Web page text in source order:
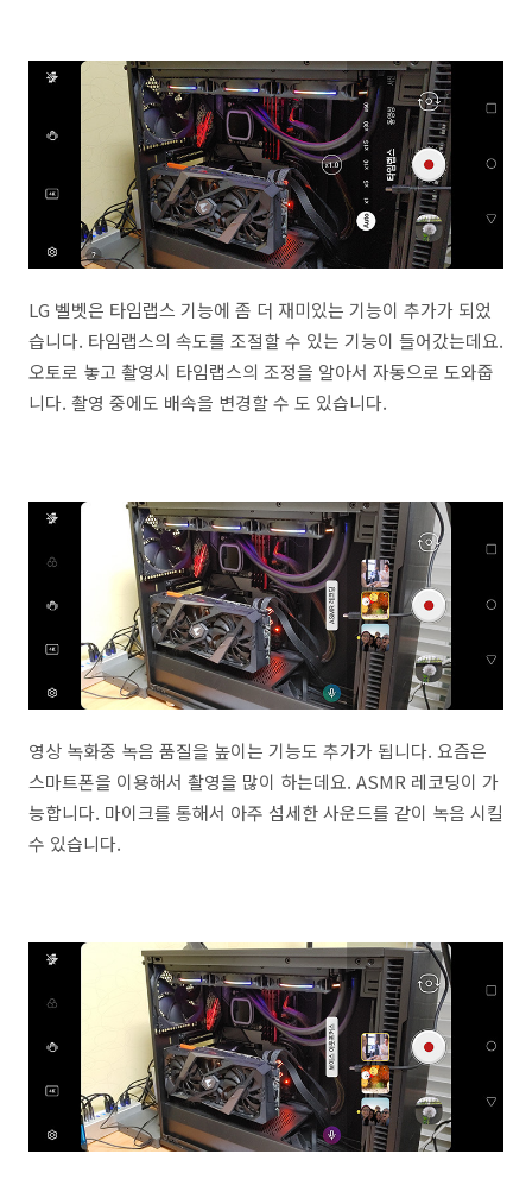
LG 벨벳은 타임랩스 기능에 좀 더 재미있는 기능이 추가가 되었
습니다. 타임랩스의 속도를 조절할 수 있는 기능이 들어갔는데요.
오토로 놓고 촬영시 타임랩스의 조정을 알아서 자동으로 도와줍
니다. 촬영 중에도 배속을 변경할 수 도 있습니다.
영상 녹화중 녹음 품질을 높이는 기능도 추가가 됩니다. 요즘은
스마트폰을 이용해서 촬영을 많이 하는데요. ASMR 레코딩이 가
능합니다. 마이크를 통해서 아주 섬세한 사운드를 같이 녹음 시킬
수 있습니다.